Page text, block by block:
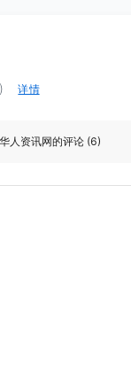
详情
华人资讯网的评论 (6)